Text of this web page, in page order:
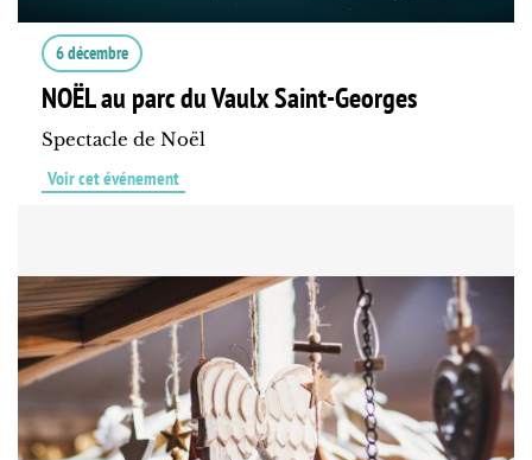
6 décembre
NOËL au parc du Vaulx Saint-Georges
Spectacle de Noël
Voir cet événement